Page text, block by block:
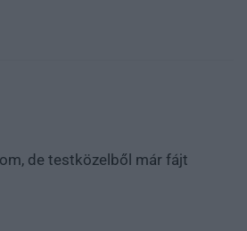
de testközelből már fájt